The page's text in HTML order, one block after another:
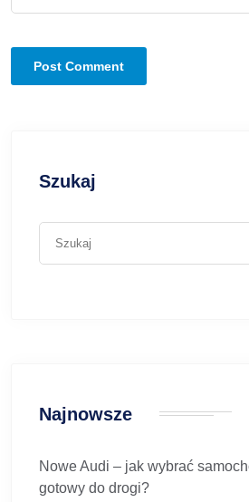
Szukaj
Najnowsze
Nowe Audi – jak wybrać
gotowy do drogi?